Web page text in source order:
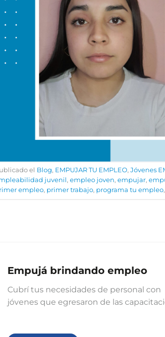
el Blog, EMPUJAR TU EMPLEO, Jóvenes
juvenil , empleo joven, empujar,
empleo, primer trabajo, programa tu empleo,
Empujá brindando empleo
Cubrí tus necesidades de personal con
jóvenes que egresaron de las